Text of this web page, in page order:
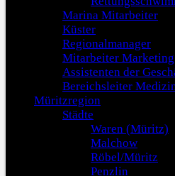
Marina Mitarbeiter
Küster
Regionalmanager
Mitarbeiter
Assistenten der
Bereichsleiter
Müritzregion
Städte
Waren (Müritz)
Malchow
Röbel/Müritz
Penzlin